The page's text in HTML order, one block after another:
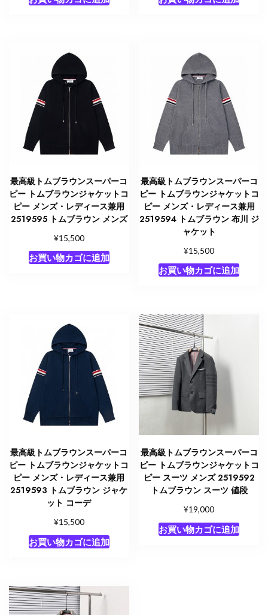
最高級トムブラウンスーパーコ
ピー トムブラウンジャケットコ
ピー メンズ・レディース兼用
2519595 トムブラウン メンズ
¥15,500
お買い物カゴに追加
最高級トムブラウンスーパーコ
ピー トムブラウンジャケットコ
ピー メンズ・レディース兼用
2519594 トムブラウン 布川 ジ
ャケット
¥15,500
お買い物カゴに追加
最高級トムブラウンスーパーコ
ピー トムブラウンジャケットコ
ピー メンズ・レディース兼用
2519593 トムブラウン ジャケ
ット コーデ
¥15,500
お買い物カゴに追加
最高級トムブラウンスーパーコ
ピー トムブラウンジャケットコ
ピー スーツ メンズ 2519592
トムブラウン スーツ 値段
¥19,000
お買い物カゴに追加